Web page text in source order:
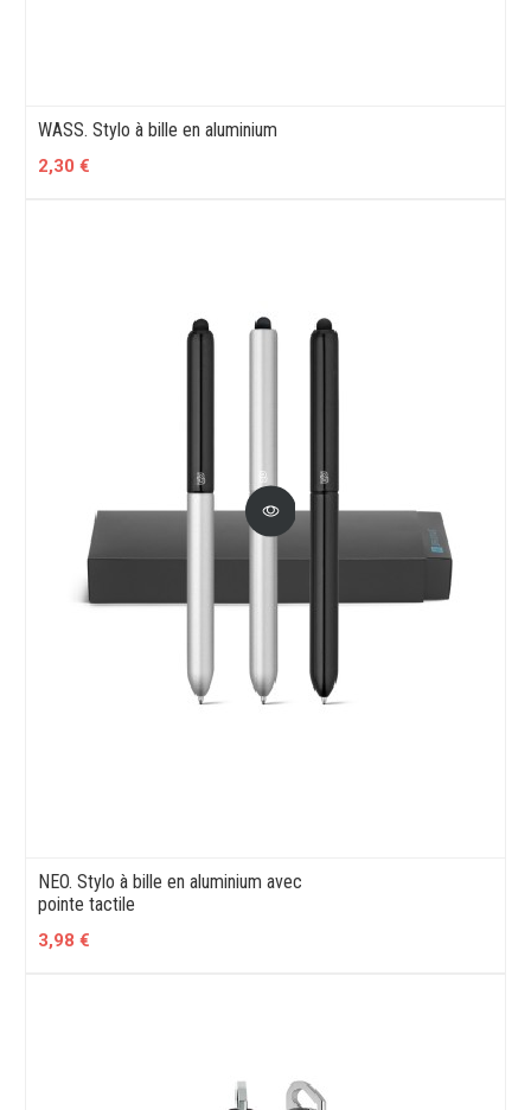
WASS. Stylo à bille en aluminium
2,30 €
NEO. Stylo à bille en aluminium avec
pointe tactile
3,98 €